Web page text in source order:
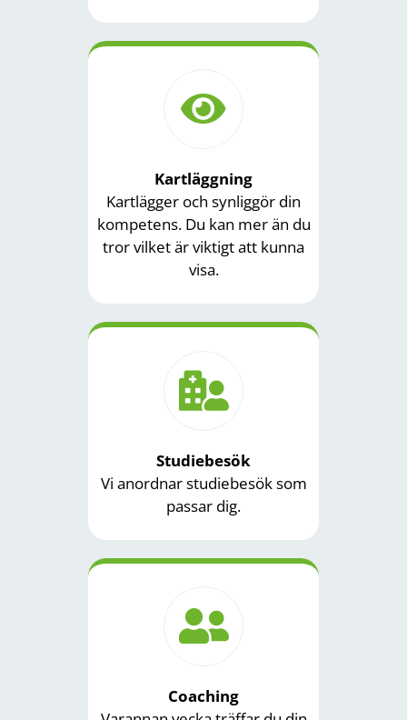
Kartläggning
Kartlägger och synliggör din
kompetens. Du kan mer än du
tror vilket är viktigt att kunna
visa.
Studiebesök
Vi anordnar studiebesök som
passar dig.
Coaching